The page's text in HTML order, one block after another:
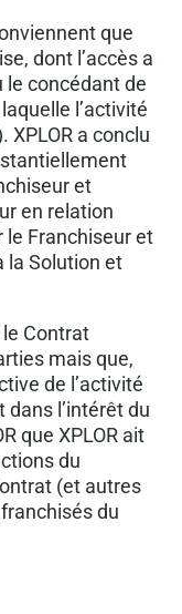
que
dont l’accès a
le concédant de
l’activité
XPLOR a conclu
et
en relation
le Franchiseur et
la Solution et
Contrat
mais que,
de l’activité
dans l’intérêt du
que XPLOR ait
du
(et autres
du